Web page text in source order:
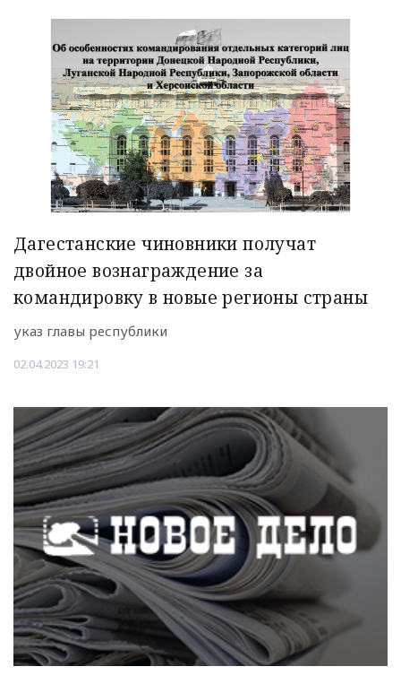
Дагестанские чиновники получат
двойное вознаграждение за
командировку в новые регионы страны
указ главы республики
02.04.2023 19:21